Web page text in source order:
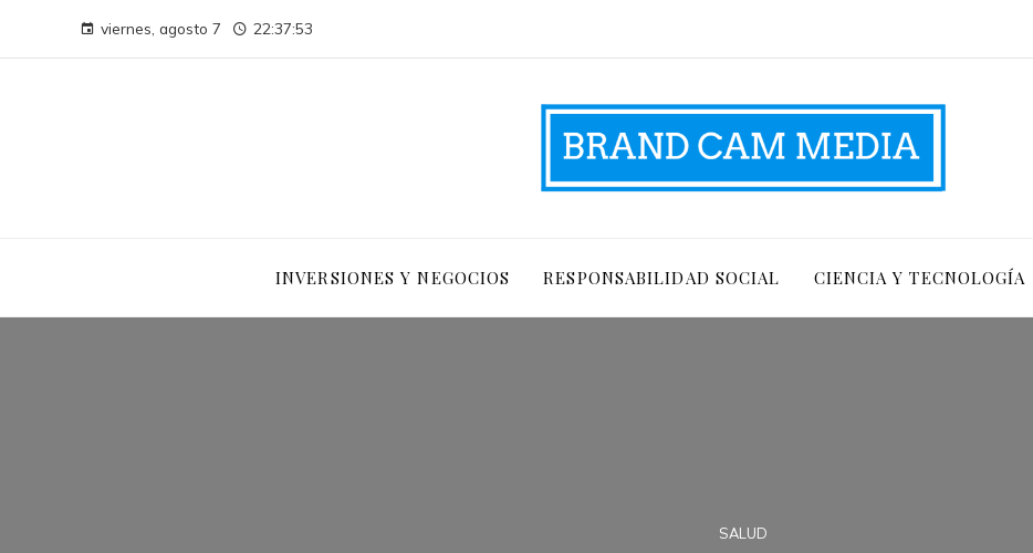
viernes, agosto 7 22:37:54
INVERSIONES Y NEGOCIOS RESPONSABILIDAD SOCIAL CIENCIA Y TECNOLOGÍA
SALUD